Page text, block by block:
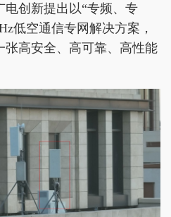
创新提出以“专频、专
低空通信专网解决方案，
张高安全、高可靠、高性能